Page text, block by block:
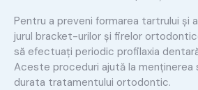
Pentru a preveni formarea tartrului și
jurul bracket-urilor și firelor
să efectuați periodic profilaxia
Aceste proceduri ajută la menținerea
durata tratamentului ortodontic.